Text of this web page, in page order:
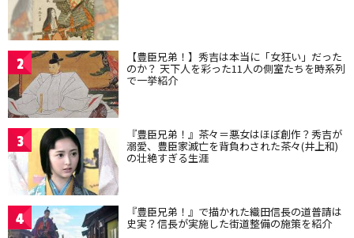
2 【豊臣兄弟！】秀吉は本当に「女狂い」だった
のか？ 天下人を彩った11人の側室たちを時系列
で一挙紹介
3 『豊臣兄弟！』茶々＝悪女はほぼ創作？秀吉が
溺愛、豊臣家滅亡を背負わされた茶々(井上和)
の壮絶すぎる生涯
4 『豊臣兄弟！』で描かれた織田信長の道普請は
史実？信長が実施した街道整備の施策を紹介